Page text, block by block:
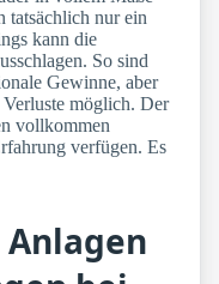
tatsächlich nur ein
kann die
So sind
Gewinne, aber
Verluste möglich. Der
vollkommen
verfügen. Es
Anlagen